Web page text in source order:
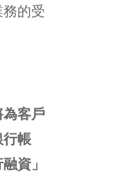
的受
客戶
行帳
資」